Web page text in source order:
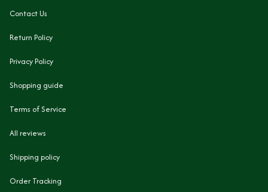
Contact Us
Return Policy
Privacy Policy
Shopping guide
Terms of Service
All reviews
Shipping policy
Order Tracking